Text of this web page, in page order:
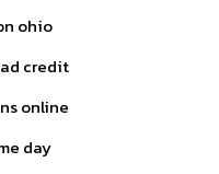
ohio
credit
online
day